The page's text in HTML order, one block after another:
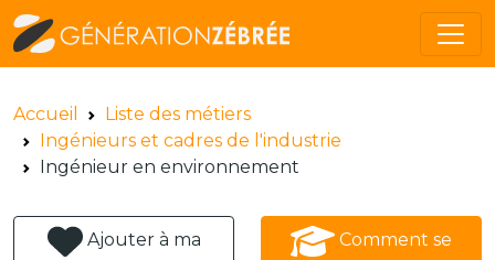
Accueil
Liste des métiers
Ingénieurs et cadres de l'industrie
Ingénieur en environnement
Ajouter à ma
Comment se